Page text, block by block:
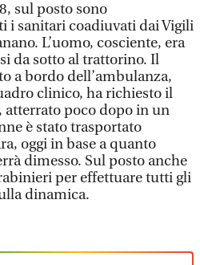
sul posto sono
i sanitari coadiuvati dai Vigili
L’uomo, cosciente, era
da sotto al trattorino. Il
a bordo dell’ambulanza,
clinico, ha richiesto il
atterrato poco dopo in un
è stato trasportato
oggi in base a quanto
dimesso. Sul posto anche
per effettuare tutti gli
dinamica.